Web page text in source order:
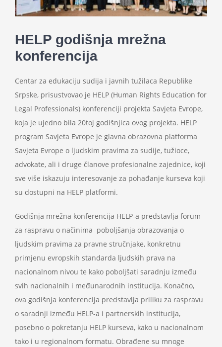
Projekti
Novosti
HELP godišnja mrežna
konferencija
Centar za edukaciju sudija i javnih tužilaca Republike
Srpske, prisustvovao je HELP (Human Rights Education for
Legal Professionals) konferenciji projekta Savjeta Evrope,
koja je ujedno bila 20toj godišnjica ovog projekta. HELP
program Savjeta Evrope je glavna obrazovna platforma
Savjeta Evrope o ljudskim pravima za sudije, tužioce,
advokate, ali i druge članove profesionalne zajednice, koji
sve više iskazuju interesovanje za pohađanje kurseva koji
su dostupni na HELP platformi.
Godišnja mrežna konferencija HELP-a predstavlja forum
za raspravu o načinima poboljšanja obrazovanja o
ljudskim pravima za pravne stručnjake, konkretnu
primjenu evropskih standarda ljudskih prava na
nacionalnom nivou te kako poboljšati saradnju između
svih nacionalnih i međunarodnih institucija. Konačno,
ova godišnja konferencija predstavlja priliku za raspravu
o saradnji između HELP-a i partnerskih institucija,
posebno o pokretanju HELP kurseva, kako u nacionalnom
tako i u regionalnom formatu. Obrađene su mnoge